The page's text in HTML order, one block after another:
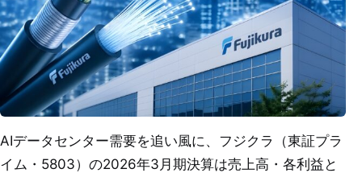
AIデータセンター需要を追い風に、フジクラ（東証プラ
イム・5803）の2026年3月期決算は売上高・各利益と